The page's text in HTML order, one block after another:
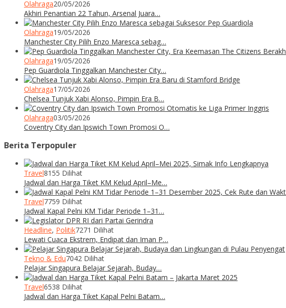
Olahraga20/05/2026
Akhiri Penantian 22 Tahun, Arsenal Juara…
Olahraga19/05/2026
Manchester City Pilih Enzo Maresca sebag…
Olahraga19/05/2026
Pep Guardiola Tinggalkan Manchester City…
Olahraga17/05/2026
Chelsea Tunjuk Xabi Alonso, Pimpin Era B…
Olahraga03/05/2026
Coventry City dan Ipswich Town Promosi O…
Berita Terpopuler
Travel8155 Dilihat
Jadwal dan Harga Tiket KM Kelud April–Me…
Travel7759 Dilihat
Jadwal Kapal Pelni KM Tidar Periode 1–31…
Headline, Politik7271 Dilihat
Lewati Cuaca Ekstrem, Endipat dan Iman P…
Tekno & Edu7042 Dilihat
Pelajar Singapura Belajar Sejarah, Buday…
Travel6538 Dilihat
Jadwal dan Harga Tiket Kapal Pelni Batam…